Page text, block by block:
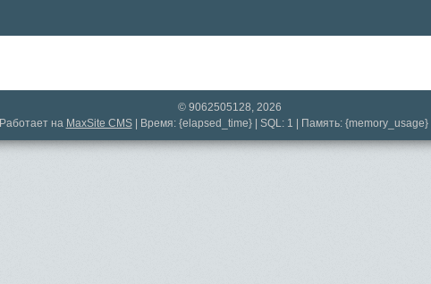
© 9062505128, 2026
Работает на MaxSite CMS| Время: {elapsed_time} | SQL: 1 | Память: {memory_usage}|